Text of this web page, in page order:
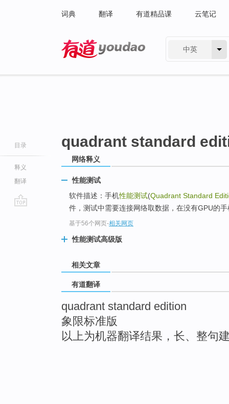
词典 翻译 有道精品课 云笔记
中英
目录
释义
翻译
quadrant standard
网络释义
性能测试
软件描述：手机性能测试(Quadrant Standard
件，测试中需要连接网络取数据，在没有GPU的
基于56个网页-相关网页
性能测试高级版
相关文章
有道翻译
quadrant standard edition
象限标准版
以上为机器翻译结果，长、整句